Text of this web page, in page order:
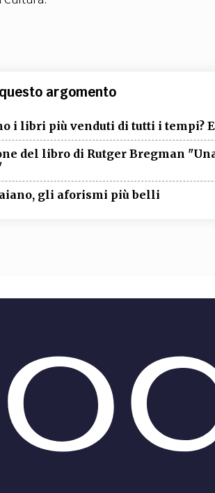
argomento
i libri più venduti di tutti i tempi?
del libro di Rutger Bregman
gli aforismi più belli